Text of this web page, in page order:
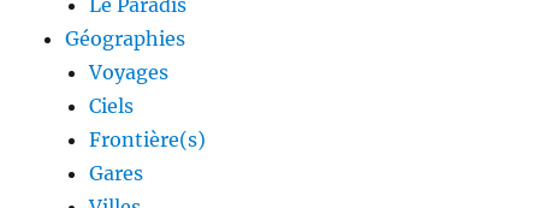
Le Paradis
Géographies
Voyages
Ciels
Frontière(s)
Gares